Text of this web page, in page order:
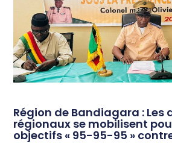
Région de Bandiagara : Les
régionaux se mobilisent
objectifs « 95-95-95 »